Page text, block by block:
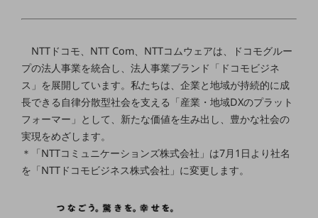
トレンド記事特集
中堅中小企業向け
サービス・ソリューション
課題やニーズに合ったサービスをご紹介し、
中堅中小企業のビジネスをサポート！
お悩みから見つける
お悩みから見つけるTOP
ネットワーク
バックオフィス
NTTドコモ、NTT Com、NTTコムウェアは、ドコモグルー
プの法人事業を統合し、法人事業ブランド「ドコモビジネ
ス」を展開しています。私たちは、企業と地域が持続的に成
長できる自律分散型社会を支える「産業・地域DXのプラット
フォーマー」として、新たな価値を生み出し、豊かな社会の
実現をめざします。
＊「NTTコミュニケーションズ株式会社」は7月1日より社名
を「NTTドコモビジネス株式会社」に変更します。